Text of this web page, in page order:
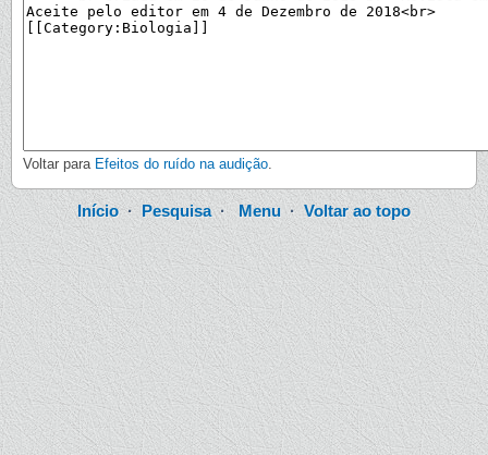
Voltar para Efeitos do ruído na audição.
Início· Pesquisa·Menu · Voltar ao topo